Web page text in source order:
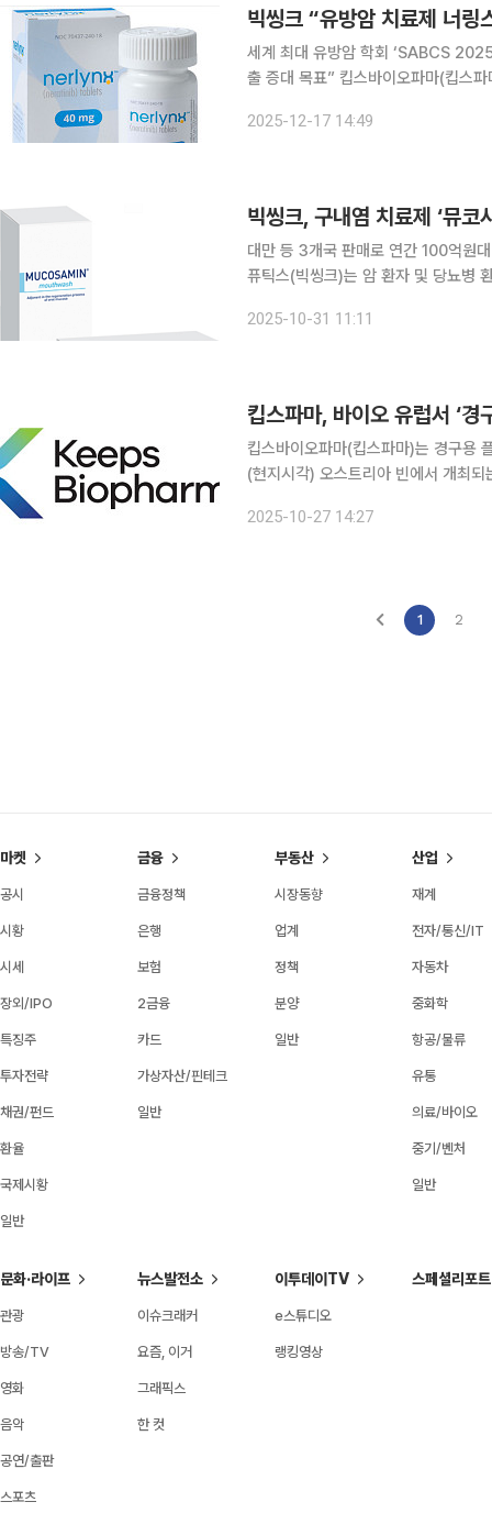
빅씽크 “유방암 치료제 너
세계 최대 유방암 학회 ‘SABCS
출 증대 목표” 킵스바이오파마(킵스파마)의 자회사 빅씽크테라퓨틱스(빅씽크)가 판매하는 유방암
World Data)를 통해 안전성과 내약
2025-12-17 14:49
빅씽크, 구내염 치료제 ‘뮤코
대만 등 3개국 판매로 연간 100억원대 매출 기대 킵스바이오파마(킵스파
퓨틱스(빅씽크)는 암 환자 및 당뇨병
확대되면서 동남아 3개국에서만 연
2025-10-31 11:11
킵스파마, 바이오 유럽서 ‘경
킵스바이오파마(킵스파마)는 경구용
(현지시각) 오스트리아 빈에서 개최
건의료기술 거래의 장으로, 매년 전
2025-10-27 14:27
1 2
마켓
공시
시황
시세
장외/IPO
특징주
투자전략
채권/펀드
환율
국제시황
일반
금융
금융정책
은행
보험
2금융
카드
가상자산/핀테크
일반
부동산
시장동향
업계
정책
분양
일반
산업
재계
전자/통신/IT
자동차
중화학
항공/물류
유통
의료/바이오
중기/벤처
일반
문화·라이프
관광
방송/TV
영화
음악
공연/출판
스포츠
뉴스발전소
이슈크래커
요즘, 이거
그래픽스
한 컷
이투데이TV
e스튜디오
랭킹영상
스페셜리포트